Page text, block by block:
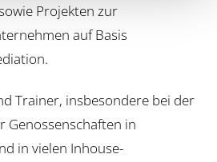
Projekten zur
auf Basis
Trainer, insbesondere bei der
Genossenschaften in
in vielen Inhouse-